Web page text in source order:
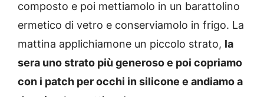
composto e poi mettiamolo in un barattolino
ermetico di vetro e conserviamolo in frigo. La
mattina applichiamone un piccolo strato, la
sera uno strato più generoso e poi copriamo
con i patch per occhi in silicone e andiamo a